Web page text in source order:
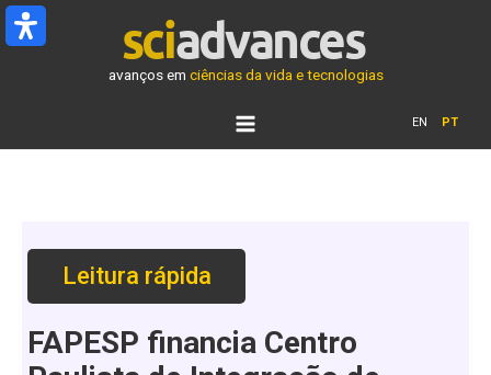
Ir
para
avanços em ciências da vida e tecnologias
EN PT
Leitura rápida
FAPESP financia Centro